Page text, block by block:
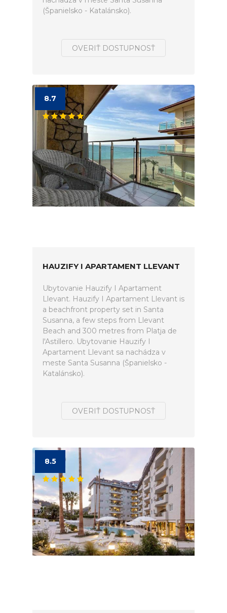
(Španielsko - Katalánsko).
OVERIŤ DOSTUPNOSŤ
8.7
HAUZIFY I APARTAMENT LLEVANT
Ubytovanie Hauzify I Apartament
Llevant. Hauzify I Apartament Llevant is
a beachfront property set in Santa
Susanna, a few steps from Llevant
Beach and 300 metres from Platja de
l'Astillero. Ubytovanie Hauzify I
Apartament Llevant sa nachádza v
meste Santa Susanna (Španielsko -
Katalánsko).
OVERIŤ DOSTUPNOSŤ
8.5